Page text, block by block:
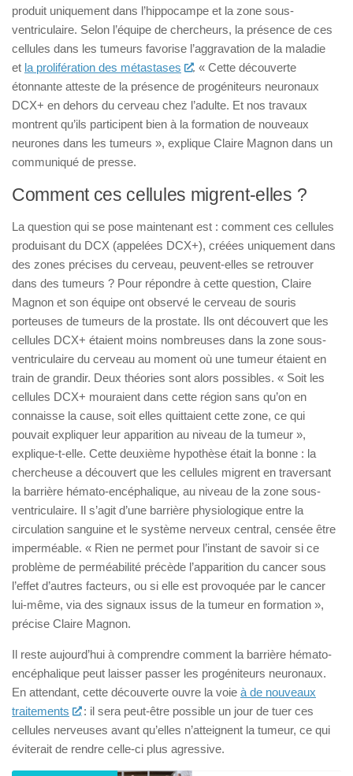
produit uniquement dans l’hippocampe et la zone sous-
ventriculaire. Selon l’équipe de chercheurs, la présence de ces
cellules dans les tumeurs favorise l’aggravation de la maladie
et la prolifération des métastases
. « Cette découverte
étonnante atteste de la présence de progéniteurs neuronaux
DCX+ en dehors du cerveau chez l’adulte. Et nos travaux
montrent qu’ils participent bien à la formation de nouveaux
neurones dans les tumeurs », explique Claire Magnon dans un
communiqué de presse.
Comment ces cellules migrent-elles ?
La question qui se pose maintenant est : comment ces cellules
produisant du DCX (appelées DCX+), créées uniquement dans
des zones précises du cerveau, peuvent-elles se retrouver
dans des tumeurs ? Pour répondre à cette question, Claire
Magnon et son équipe ont observé le cerveau de souris
porteuses de tumeurs de la prostate. Ils ont découvert que les
cellules DCX+ étaient moins nombreuses dans la zone sous-
ventriculaire du cerveau au moment où une tumeur étaient en
train de grandir. Deux théories sont alors possibles. « Soit les
cellules DCX+ mouraient dans cette région sans qu’on en
connaisse la cause, soit elles quittaient cette zone, ce qui
pouvait expliquer leur apparition au niveau de la tumeur »,
explique-t-elle. Cette deuxième hypothèse était la bonne : la
chercheuse a découvert que les cellules migrent en traversant
la barrière hémato-encéphalique, au niveau de la zone sous-
ventriculaire. Il s’agit d’une barrière physiologique entre la
circulation sanguine et le système nerveux central, censée être
imperméable. « Rien ne permet pour l’instant de savoir si ce
problème de perméabilité précède l’apparition du cancer sous
l’effet d’autres facteurs, ou si elle est provoquée par le cancer
lui-même, via des signaux issus de la tumeur en formation »,
précise Claire Magnon.
Il reste aujourd’hui à comprendre comment la barrière hémato-
encéphalique peut laisser passer les progéniteurs neuronaux.
En attendant, cette découverte ouvre la voie à de nouveaux
traitements
: il sera peut-être possible un jour de tuer ces
cellules nerveuses avant qu’elles n’atteignent la tumeur, ce qui
éviterait de rendre celle-ci plus agressive.